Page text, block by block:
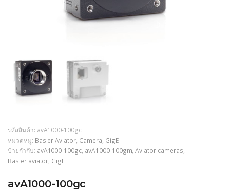
รหัสสินค้า: avA1000-100gc
หมวดหมู่: Basler Aviator Camera GigE
ป้ายกำกับ: avA1000-100gc avA1000-100gm ,Aviator cameras
Basler aviator GigE
avA1000-100gc